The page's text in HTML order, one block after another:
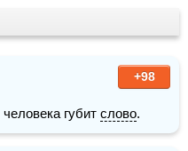
+98
человека губит слово.